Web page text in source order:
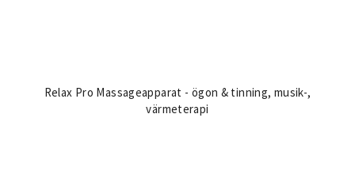
Relax Pro Massageapparat - ögon & tinning, musik-,
värmeterapi